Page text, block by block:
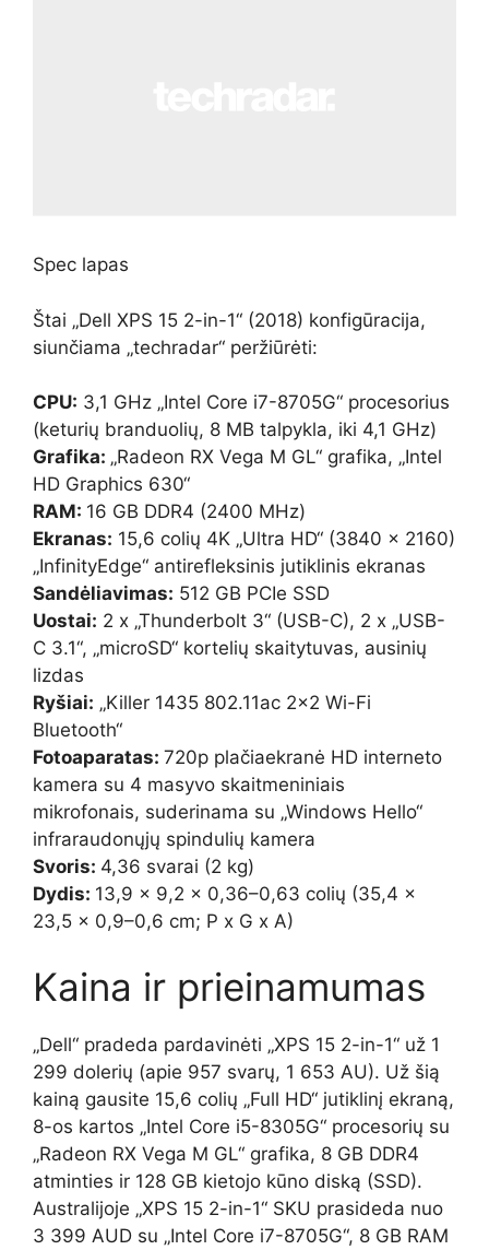
Spec lapas
Štai „Dell XPS 15 2-in-1“ (2018) konfigūracija,
siunčiama „techradar“ peržiūrėti:
CPU: 3,1 GHz „Intel Core i7-8705G“ procesorius
(keturių branduolių, 8 MB talpykla, iki 4,1 GHz)
Grafika: „Radeon RX Vega M GL“ grafika, „Intel
HD Graphics 630“
RAM: 16 GB DDR4 (2400 MHz)
Ekranas: 15,6 colių 4K „Ultra HD“ (3840 x 2160)
„InfinityEdge“ antirefleksinis jutiklinis ekranas
Sandėliavimas: 512 GB PCIe SSD
Uostai: 2 x „Thunderbolt 3“ (USB-C), 2 x „USB-
C 3.1“, „microSD“ kortelių skaitytuvas, ausinių
lizdas
Ryšiai: „Killer 1435 802.11ac 2×2 Wi-Fi
Bluetooth“
Fotoaparatas: 720p plačiaekranė HD interneto
kamera su 4 masyvo skaitmeniniais
mikrofonais, suderinama su „Windows Hello“
infraraudonųjų spindulių kamera
Svoris: 4,36 svarai (2 kg)
Dydis: 13,9 x 9,2 x 0,36–0,63 colių (35,4 x
23,5 x 0,9–0,6 cm; P x G x A)
Kaina ir prieinamumas
„Dell“ pradeda pardavinėti „XPS 15 2-in-1“ už 1
299 dolerių (apie 957 svarų, 1 653 AU). Už šią
kainą gausite 15,6 colių „Full HD“ jutiklinį ekraną,
8-os kartos „Intel Core i5-8305G“ procesorių su
„Radeon RX Vega M GL“ grafika, 8 GB DDR4
atminties ir 128 GB kietojo kūno diską (SSD).
Australijoje „XPS 15 2-in-1“ SKU prasideda nuo
3 399 AUD su „Intel Core i7-8705G“, 8 GB RAM